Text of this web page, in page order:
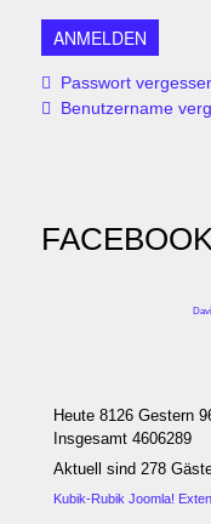
Passwort
Benutzername
Heute 8126 Gestern
Insgesamt 4606289
Aktuell sind 278
Kubik-Rubik Joomla!